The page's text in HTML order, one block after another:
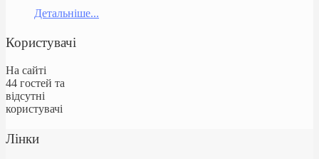
Детальніше...
Користувачі
На сайті
44 гостей та
відсутні
користувачі
Лінки